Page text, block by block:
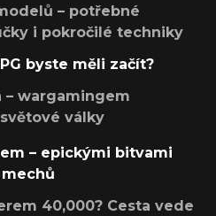
– potřebné
i pokročilé techniky
byste měli začít?
– wargamingem
války
– epickými bitvami
40,000? Cesta vede